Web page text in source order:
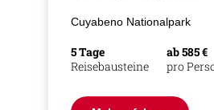
Cuyabeno Nationalpark
5 Tage
Reisebausteine
ab 585 €
pro